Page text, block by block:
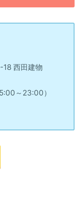
西田建物
～23:00）